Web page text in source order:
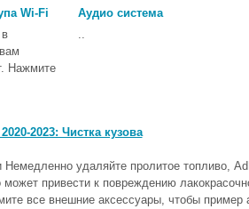
Wi-Fi
Нажмите
Аудио система
..
2023: Чистка кузова
удаляйте пролитое топливо,
привести к повреждению
все внешние аксессуары, чтобы пример